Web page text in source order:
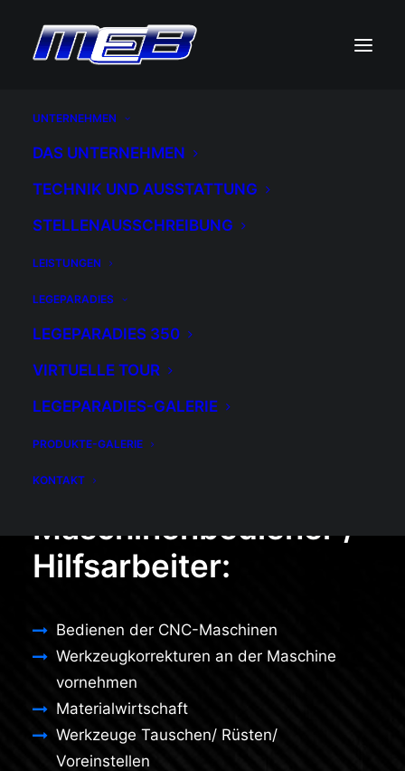
UNTERNEHMEN
DAS UNTERNEHMEN
TECHNIK UND AUSSTATTUNG
STELLENAUSSCHREIBUNG
LEISTUNGEN
LEGEPARADIES
LEGEPARADIES 350
VIRTUELLE TOUR
LEGEPARADIES-GALERIE
PRODUKTE-GALERIE
KONTAKT
Ihre Aufgaben als
Maschinenbediener /
Hilfsarbeiter:
Bedienen der CNC-Maschinen
Werkzeugkorrekturen an der Maschine
vornehmen
Materialwirtschaft
Werkzeuge Tauschen/ Rüsten/
Voreinstellen